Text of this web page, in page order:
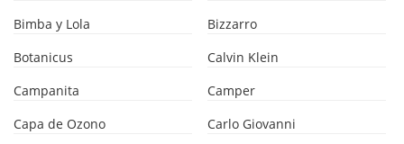
Bimba y Lola
Bizzarro
Botanicus
Calvin Klein
Campanita
Camper
Capa de Ozono
Carlo Giovanni